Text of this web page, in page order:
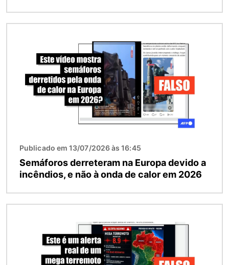
Publicado em 13/07/2026 às 16:45
Semáforos derreteram na Europa devido a
incêndios, e não à onda de calor em 2026